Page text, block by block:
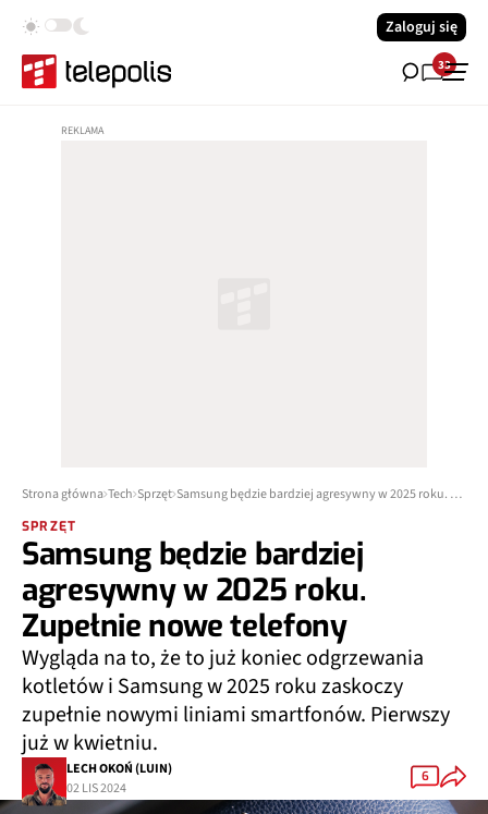
Zaloguj się
33
Strona główna Tech Sprzęt Samsung będzie bardziej agresywny w 2025 roku. Zupełnie nowe telefony
SPRZĘT
Samsung będzie bardziej
agresywny w 2025 roku.
Zupełnie nowe telefony
Wygląda na to, że to już koniec odgrzewania
kotletów i Samsung w 2025 roku zaskoczy
zupełnie nowymi liniami smartfonów. Pierwszy
już w kwietniu.
LECH OKOŃ (LUIN)
02 LIS 2024
6